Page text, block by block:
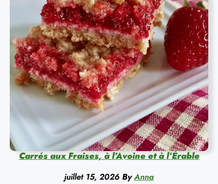
Carrés aux Fraises, à l’Avoine et à l’Érable
juillet 15, 2026 By Anna